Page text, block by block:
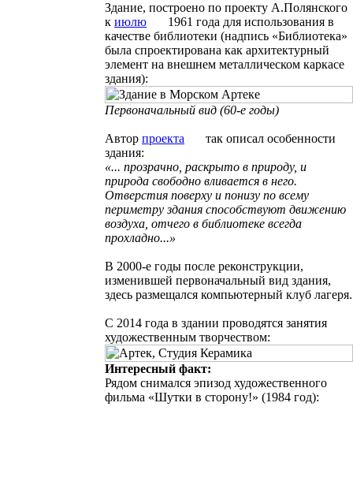
Здание, построено по проекту А.Полянского
к июлю
1961 года для использования в
качестве библиотеки (надпись «Библиотека»
была спроектирована как архитектурный
элемент на внешнем металлическом каркасе
здания):
Первоначальный вид (60-е годы)
Автор проекта
так описал особенности
здания:
«... прозрачно, раскрыто в природу, и
природа свободно вливается в него.
Отверстия поверху и понизу по всему
периметру здания способствуют движению
воздуха, отчего в библиотеке всегда
прохладно...»
В 2000-е годы после реконструкции,
изменившей первоначальный вид здания,
здесь размещался компьютерный клуб лагеря.
С 2014 года в здании проводятся занятия
художественным творчеством:
Интересный факт:
Рядом снимался эпизод художественного
фильма «Шутки в сторону!» (1984 год):